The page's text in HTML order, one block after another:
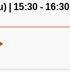
| 15:30 - 16:30